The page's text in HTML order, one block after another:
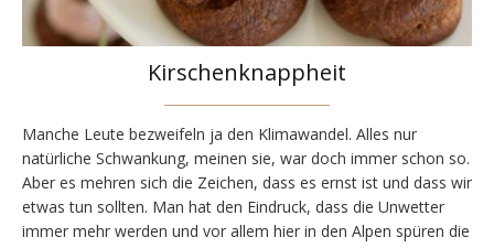
Kirschenknappheit
Manche Leute bezweifeln ja den Klimawandel. Alles nur
natürliche Schwankung, meinen sie, war doch immer schon so.
Aber es mehren sich die Zeichen, dass es ernst ist und dass wir
etwas tun sollten. Man hat den Eindruck, dass die Unwetter
immer mehr werden und vor allem hier in den Alpen spüren die